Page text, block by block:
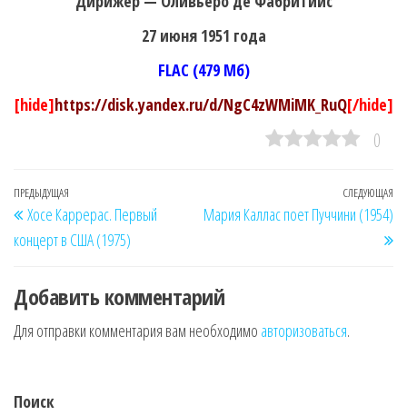
27 июня 1951 года
FLAC (479 Мб)
[hide]https://disk.yandex.ru/d/NgC4zWMiMK_RuQ[/hide]
0
Навигация
по
записям
Предыдущая
запись
ПРЕДЫДУЩАЯ
Хосе Каррерас. Первый
концерт в США (1975)
СЛЕДУЮЩАЯ
Мария Каллас поет Пуччини (1954)
Добавить комментарий
Для отправки комментария вам необходимо авторизоваться.
Поиск